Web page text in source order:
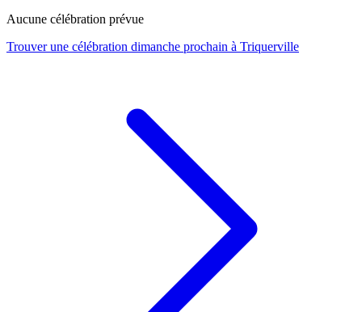
Aucune célébration prévue
Trouver une célébration dimanche prochain à Triquerville